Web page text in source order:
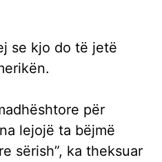
se kjo do të jetë
për
lejojë ta bëjmë
sërish”, ka theksuar